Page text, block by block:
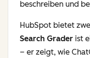
beschreiben und
HubSpot bietet
Search Grader ist
– er zeigt, wie